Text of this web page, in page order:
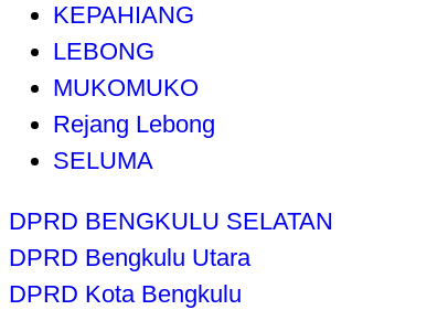
KEPAHIANG
LEBONG
MUKOMUKO
Rejang Lebong
SELUMA
DPRD BENGKULU SELATAN
DPRD Bengkulu Utara
DPRD Kota Bengkulu